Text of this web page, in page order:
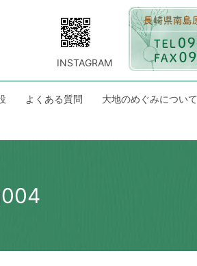
よくある質問 大地のめぐみについて
INSTAGRAM